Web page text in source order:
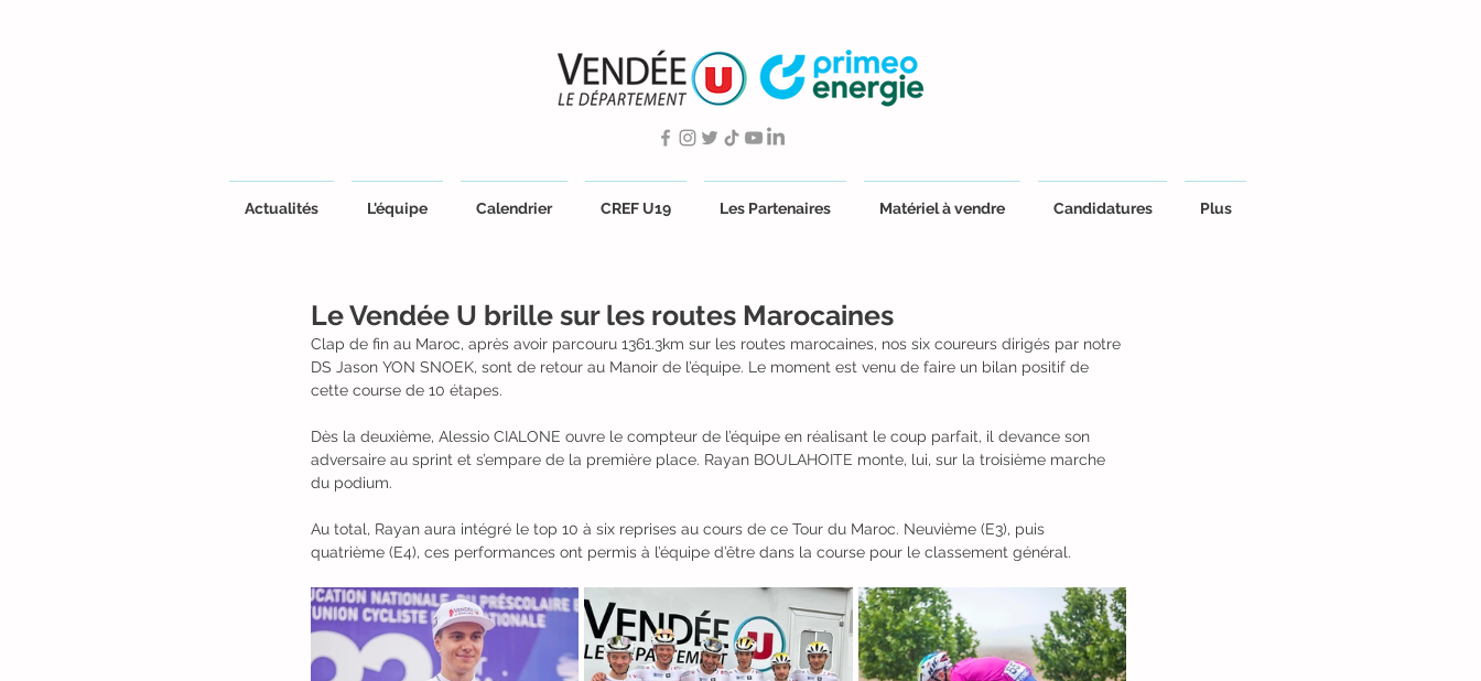
Actualités L'équipe Calendrier CREF U19 Les Partenaires Matériel à vendre Candidatures Plus
Le Vendée U brille sur les routes Marocaines
Clap de fin au Maroc, après avoir parcouru 1361.3km sur les routes marocaines, nos six coureurs dirigés par notre
DS Jason YON SNOEK, sont de retour au Manoir de l’équipe. Le moment est venu de faire un bilan positif de
cette course de 10 étapes.
Dès la deuxième, Alessio CIALONE ouvre le compteur de l’équipe en réalisant le coup parfait, il devance son
adversaire au sprint et s’empare de la première place. Rayan BOULAHOITE monte, lui, sur la troisième marche
du podium.
Au total, Rayan aura intégré le top 10 à six reprises au cours de ce Tour du Maroc. Neuvième (E3), puis
quatrième (E4), ces performances ont permis à l’équipe d’être dans la course pour le classement général.